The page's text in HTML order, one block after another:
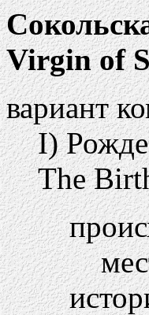
Virgin of
вариант
I)
The